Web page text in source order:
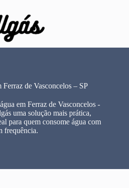
de Vasconcelos – SP
em Ferraz de Vasconcelos -
uma solução mais prática,
para quem consome água com
frequência.